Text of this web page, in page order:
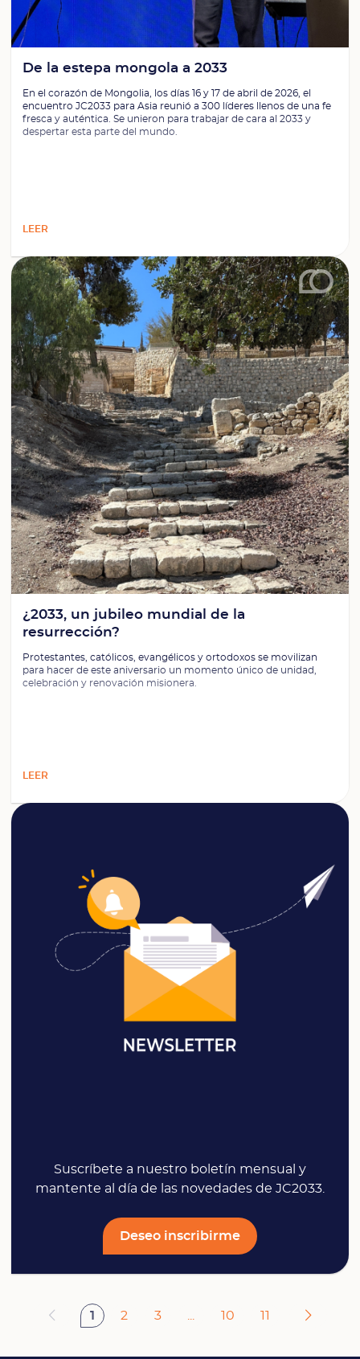
De la estepa mongola a 2033
En el corazón de Mongolia, los días 16 y 17 de abril de 2026, el
encuentro JC2033 para Asia reunió a 300 líderes llenos de una fe
fresca y auténtica. Se unieron para trabajar de cara al 2033 y
despertar esta parte del mundo.
LEER
¿2033, un jubileo mundial de la
resurrección?
Protestantes, católicos, evangélicos y ortodoxos se movilizan
para hacer de este aniversario un momento único de unidad,
celebración y renovación misionera.
LEER
Suscríbete a nuestro boletín mensual y
mantente al día de las novedades de JC2033.
Deseo inscribirme
1 2 3 10 11